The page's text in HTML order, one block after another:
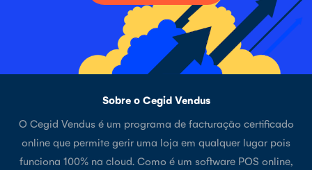
Sobre o Cegid Vendus
O Cegid Vendus é um programa de facturação certificado
online que permite gerir uma loja em qualquer lugar pois
funciona 100% na cloud. Como é um software POS online,